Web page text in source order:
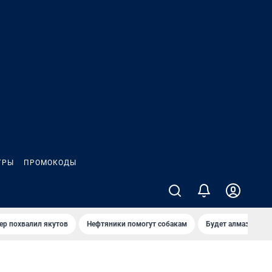
ПРОМОКОДЫ
похвалил якутов Нефтяники помогут собакам Будет алмазный